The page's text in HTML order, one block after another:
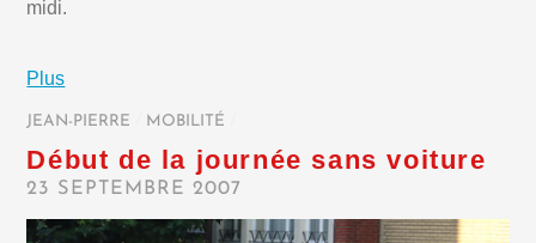
midi.
Plus
JEAN-PIERRE MOBILITÉ
Début de la journée sans voiture
23 SEPTEMBRE 2007